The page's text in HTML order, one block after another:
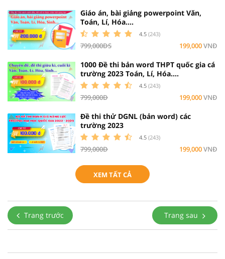
Giáo án, bài giảng powerpoint Văn,
Toán, Lí, Hóa....
4.5 (243)
799,000ĐS 199,000VNĐ
1000 Đề thi bản word THPT quốc gia cá
trường 2023 Toán, Lí, Hóa....
4.5 (243)
799,000Đ 199,000VNĐ
Đề thi thử DGNL (bản word) các
trường 2023
4.5 (243)
799,000Đ 199,000VNĐ
XEM TẤT CẢ
Trang trước Trang sau